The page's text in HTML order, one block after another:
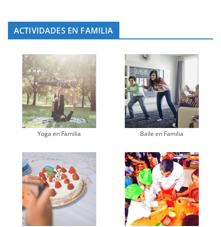
ACTIVIDADES EN FAMILIA
Yoga en Familia Baile en Familia